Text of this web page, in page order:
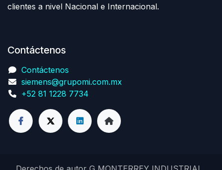
clientes a nivel Nacional e Internacional.
Contáctenos
Contáctenos
siemens@grupomi.com.mx
+52 81 1228 7734